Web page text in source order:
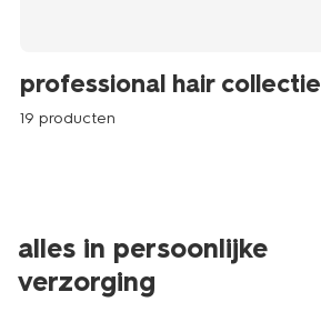
professional hair collectie
19 producten
alles in persoonlijke
verzorging